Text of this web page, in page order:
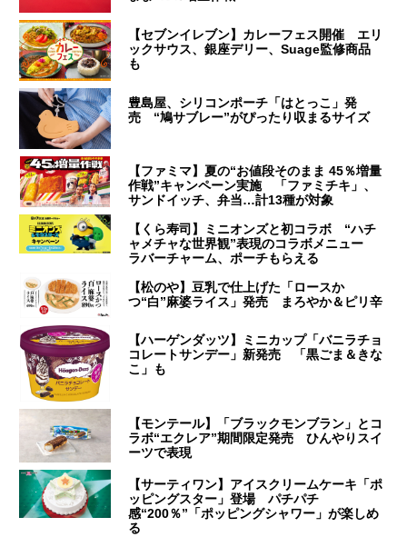
【セブンイレブン】カレーフェス開催 エリ
ックサウス、銀座デリー、Suage監修商品
も
豊島屋、シリコンポーチ「はとっこ」発
売 “鳩サブレー”がぴったり収まるサイズ
【ファミマ】夏の“お値段そのまま 45％増量
作戦”キャンペーン実施 「ファミチキ」、
サンドイッチ、弁当…計13種が対象
【くら寿司】ミニオンズと初コラボ “ハチ
ャメチャな世界観”表現のコラボメニュー
ラバーチャーム、ポーチもらえる
【松のや】豆乳で仕上げた「ロースか
つ“白”麻婆ライス」発売 まろやか＆ピリ辛
【ハーゲンダッツ】ミニカップ「バニラチョ
コレートサンデー」新発売 「黒ごま＆きな
こ」も
【モンテール】「ブラックモンブラン」とコ
ラボ“エクレア”期間限定発売 ひんやりスイ
ーツで表現
【サーティワン】アイスクリームケーキ「ポ
ッピングスター」登場 パチパチ
感“200％”「ポッピングシャワー」が楽しめ
る